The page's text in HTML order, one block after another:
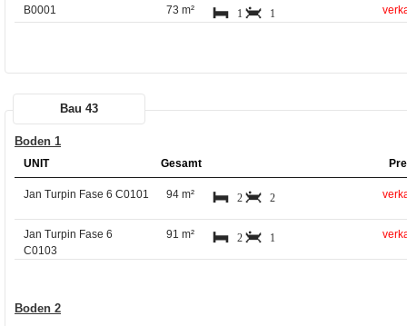
B0001 73 m² 1 1
Bau 43
Boden 1
UNIT Gesamt
Jan Turpin Fase 6 C0101 94 m² 2 2
Jan Turpin Fase 6
C0103
91 m² 2 1
Boden 2